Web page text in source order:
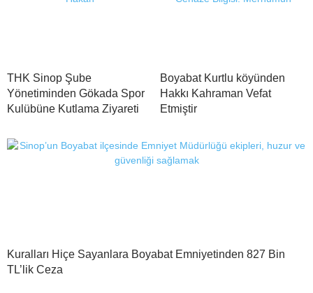
THK Sinop Şube
Yönetiminden Gökada Spor
Kulübüne Kutlama Ziyareti
Boyabat Kurtlu köyünden
Hakkı Kahraman Vefat
Etmiştir
Kuralları Hiçe Sayanlara Boyabat Emniyetinden 827 Bin
TL’lik Ceza